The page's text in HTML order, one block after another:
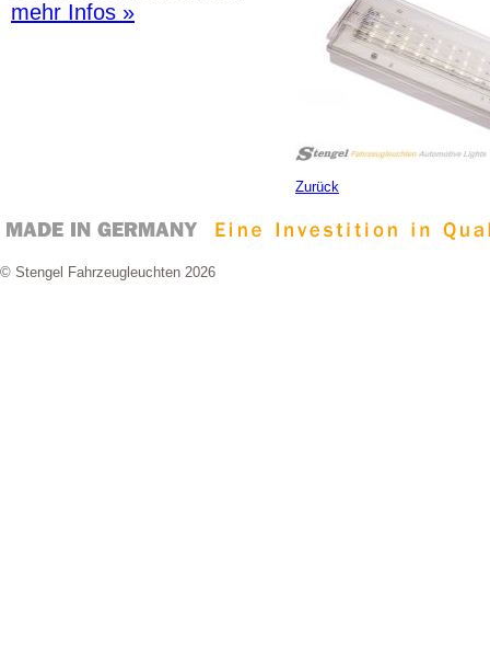
mehr Infos »
Zurück
© Stengel Fahrzeugleuchten 2026